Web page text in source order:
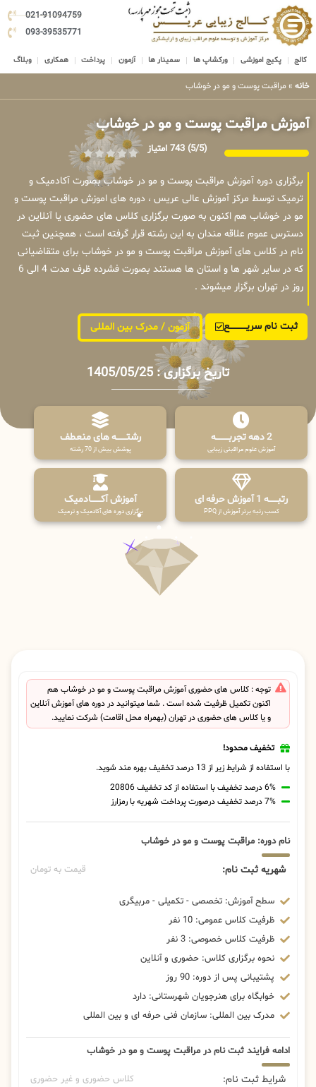
021-91094759
093-39535771
کالج پکیج اموزشی ورکشاپ ها سمینار ها آزمون پرداخت همکاری وبلاگ
خانه » مراقبت پوست و مو در خوشاب
آموزش مراقبت پوست و مو در خوشاب
(5/5) 743 امتیاز
برگزاری دوره آموزش مراقبت پوست و مو در خوشاب بصورت آکادمیک و
ترمیک توسط مرکز آموزش عالی عریس ، دوره های اموزش مراقبت پوست و
مو در خوشاب هم اکنون به صورت برگزاری کلاس های حضوری یا آنلاین در
دسترس عموم علاقه مندان به این رشته قرار گرفته است ، همچنین ثبت
نام در کلاس های آموزش مراقبت پوست و مو در خوشاب برای متقاضیانی
که در سایر شهر ها و استان ها هستند بصورت فشرده ظرف مدت 4 الی 6
روز در تهران برگزار میشوند .
ثبت نام سریــــــــــــع آزمون / مدرک بین المللی
تاریخ برگزاری : 1405/05/25
2 دهه تجربـــــــــه
آموزش علوم مراقبتی زیبایی
رشتـــــــه های منعطف
پوشش بیش از 70 رشته
رتبــــــه 1 آموزش حرفه ای
کسب رتبه برتر آموزش از PPQ
آموزش آکـــــــادمیک
برگزاری دوره های آکادمیک و ترمیک
توجه : کلاس های حضوری آموزش مراقبت پوست و مو در خوشاب هم
اکنون تکمیل ظرفیت شده است . شما میتوانید در دوره های آموزش آنلاین
و یا کلاس های حضوری در تهران (بهمراه محل اقامت) شرکت نمایید.
تخفیف محدود!
با استفاده از شرایط زیر از 13 درصد تخفیف بهره مند شوید.
6% درصد تخفیف با استفاده از کد تخفیف 20806
7% درصد تخفیف درصورت پرداخت شهریه با رمزارز
نام دوره: مراقبت پوست و مو در خوشاب
شهریه ثبت نام: قیمت به تومان
سطح آموزش: تخصصی - تکمیلی - مربیگری
ظرفیت کلاس عمومی: 10 نفر
ظرفیت کلاس خصوصی: 3 نفر
نحوه برگزاری کلاس: حضوری و آنلاین
پشتیبانی پس از دوره: 90 روز
خوابگاه برای هنرجویان شهرستانی: دارد
مدرک بین المللی: سازمان فنی حرفه ای و بین المللی
ادامه فرایند ثبت نام در مراقبت پوست و مو در خوشاب
شرایط ثبت نام: کلاس حضوری و غیر حضوری